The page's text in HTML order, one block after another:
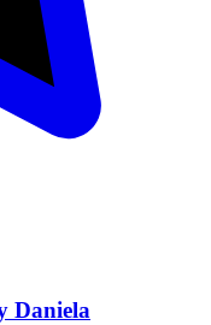
Daniela